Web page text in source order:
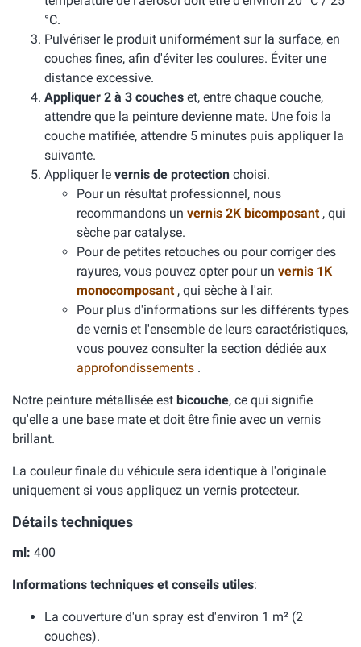
°C.
Pulvériser le produit uniformément sur la surface, en
couches fines, afin d'éviter les coulures. Éviter une
distance excessive.
Appliquer 2 à 3 couches et, entre chaque couche,
attendre que la peinture devienne mate. Une fois la
couche matifiée, attendre 5 minutes puis appliquer la
suivante.
Appliquer le vernis de protection choisi.
Pour un résultat professionnel, nous
recommandons un vernis 2K bicomposant , qui
sèche par catalyse.
Pour de petites retouches ou pour corriger des
rayures, vous pouvez opter pour un vernis 1K
monocomposant , qui sèche à l'air.
Pour plus d'informations sur les différents types
de vernis et l'ensemble de leurs caractéristiques,
vous pouvez consulter la section dédiée aux
approfondissements .
Notre peinture métallisée est bicouche, ce qui signifie
qu'elle a une base mate et doit être finie avec un vernis
brillant.
La couleur finale du véhicule sera identique à l'originale
uniquement si vous appliquez un vernis protecteur.
Détails techniques
ml: 400
Informations techniques et conseils utiles:
La couverture d'un spray est d'environ 1 m² (2
couches).